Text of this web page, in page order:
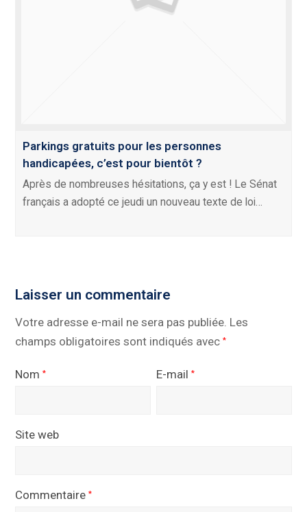
Parkings gratuits pour les personnes
handicapées, c’est pour bientôt ?
Après de nombreuses hésitations, ça y est ! Le Sénat
français a adopté ce jeudi un nouveau texte de loi…
Laisser un commentaire
Votre adresse e-mail ne sera pas publiée. Les
champs obligatoires sont indiqués avec*
Nom* E-mail*
Site web
Commentaire*